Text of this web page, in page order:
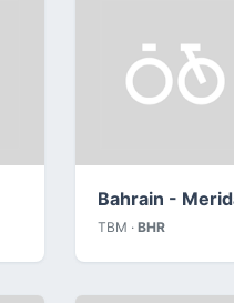
Bahrain -
TBM · BHR